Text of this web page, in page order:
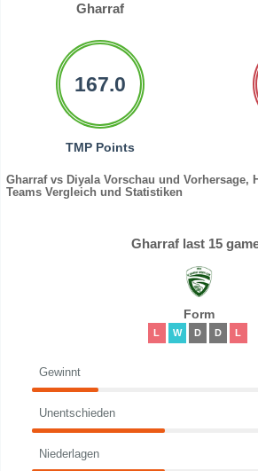
Gharraf
167.0
TMP Points
Gharraf vs Diyala Vorschau und Vorhersage,
Teams Vergleich und Statistiken
Gharraf last 15
Form
L W D D L
Gewinnt
Unentschieden
Niederlagen